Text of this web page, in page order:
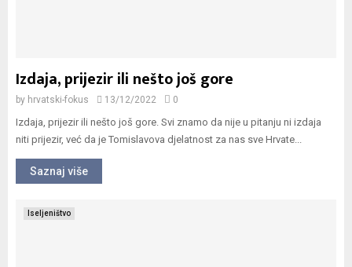
Izdaja, prijezir ili nešto još gore
by hrvatski-fokus 13/12/2022 0
Izdaja, prijezir ili nešto još gore. Svi znamo da nije u pitanju ni izdaja
niti prijezir, već da je Tomislavova djelatnost za nas sve Hrvate...
Saznaj više
Iseljeništvo